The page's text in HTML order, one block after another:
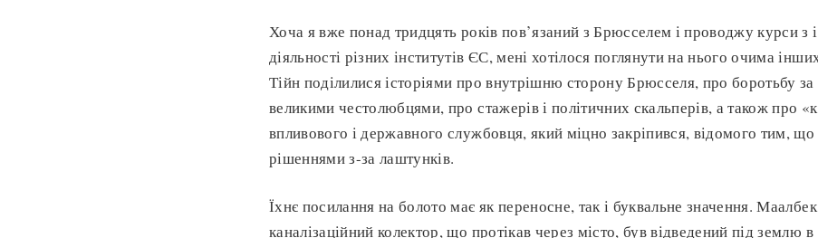
Хоча я вже понад тридцять років пов’язаний з Брюсселем і проводжу курси з
діяльності різних інститутів ЄС, мені хотілося поглянути на нього очима
Тійн поділилися історіями про внутрішню сторону Брюсселя, про боротьбу
великими честолюбцями, про стажерів і політичних скальперів, а також про
впливового і державного службовця, який міцно закріпився, відомого тим,
рішеннями з-за лаштунків.
Їхнє посилання на болото має як переносне, так і буквальне значення.
каналізаційний колектор, що протікав через місто, був відведений під землю